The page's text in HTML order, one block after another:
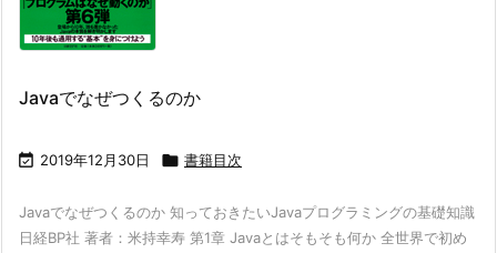
Javaでなぜつくるのか
 2019年12月30日  書籍目次
Javaでなぜつくるのか 知っておきたいJavaプログラミングの基礎知識
日経BP社 著者：米持幸寿 第1章 Javaとはそもそも何か 全世界で初め